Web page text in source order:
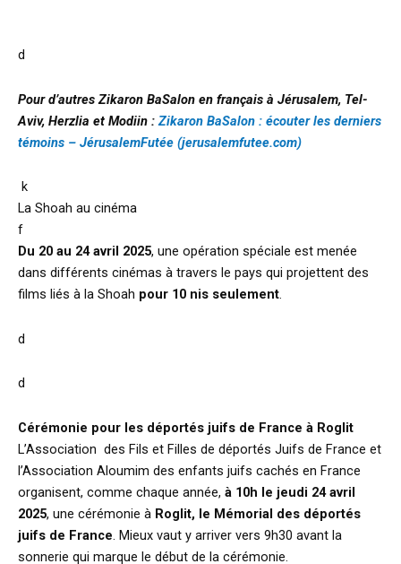
d
Pour d’autres Zikaron BaSalon en français à Jérusalem, Tel-
Aviv, Herzlia et Modiin :Zikaron BaSalon : écouter les derniers
témoins – JérusalemFutée (jerusalemfutee.com)
k
La Shoah au cinéma
f
Du 20 au 24 avril 2025, une opération spéciale est menée
dans différents cinémas à travers le pays qui projettent des
films liés à la Shoah pour 10 nis seulement.
d
d
Cérémonie pour les déportés juifs de France à Roglit
L’Association des Fils et Filles de déportés Juifs de France et
l’Association Aloumim des enfants juifs cachés en France
organisent, comme chaque année, à 10h le jeudi 24 avril
2025, une cérémonie à Roglit, le Mémorial des déportés
juifs de France. Mieux vaut y arriver vers 9h30 avant la
sonnerie qui marque le début de la cérémonie.